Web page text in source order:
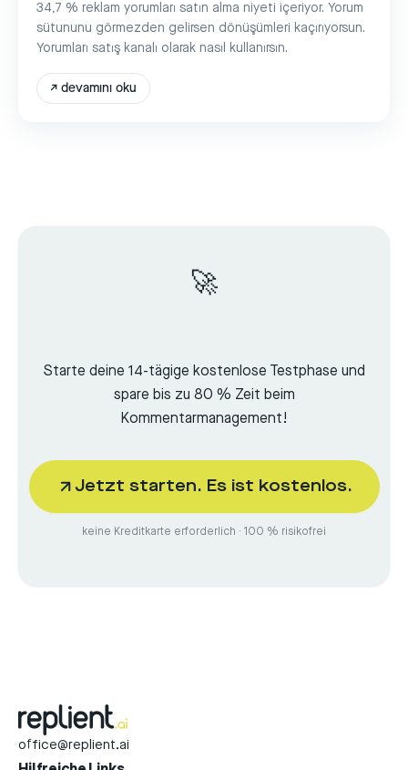
34,7 % reklam yorumları satın alma niyeti içeriyor. Yorum
sütununu görmezden gelirsen dönüşümleri kaçırıyorsun.
Yorumları satış kanalı olarak nasıl kullanırsın.
↗ devamını oku
🚀
Starte deine 14-tägige kostenlose Testphase und
spare bis zu 80 % Zeit beim
Kommentarmanagement!
Jetzt starten. Es ist kostenlos.
keine Kreditkarte erforderlich · 100 % risikofrei
office@replient.ai